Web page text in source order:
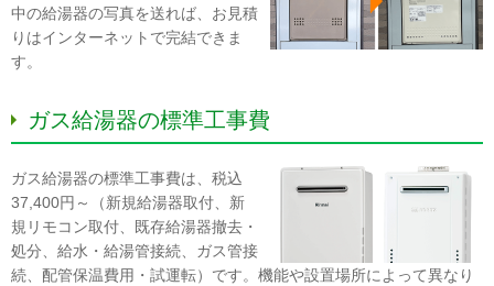
中の給湯器の写真を送れば、お見積
りはインターネットで完結できま
す。
ガス給湯器の標準工事費
ガス給湯器の標準工事費は、税込
37,400円～（新規給湯器取付、新
規リモコン取付、既存給湯器撤去・
処分、給水・給湯管接続、ガス管接
続、配管保温費用・試運転）です。機能や設置場所によって異なり